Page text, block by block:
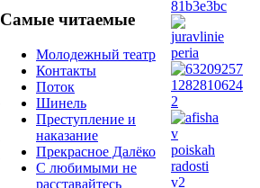
Самые читаемые
Молодежный театр
Контакты
Поток
Шинель
Преступление и
наказание
Прекрасное Далёко
С любимыми не
расставайтесь